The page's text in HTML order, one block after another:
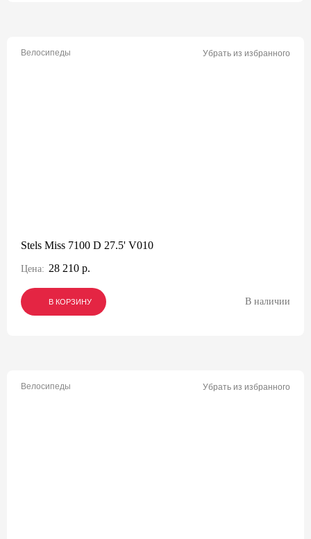
Велосипеды Убрать из избранного
Stels Miss 7100 D 27.5' V010
Цена: 28 210 р.
В КОРЗИНУ
В КОРЗИНУ
В КОРЗИНУ В наличии
Велосипеды Убрать из избранного